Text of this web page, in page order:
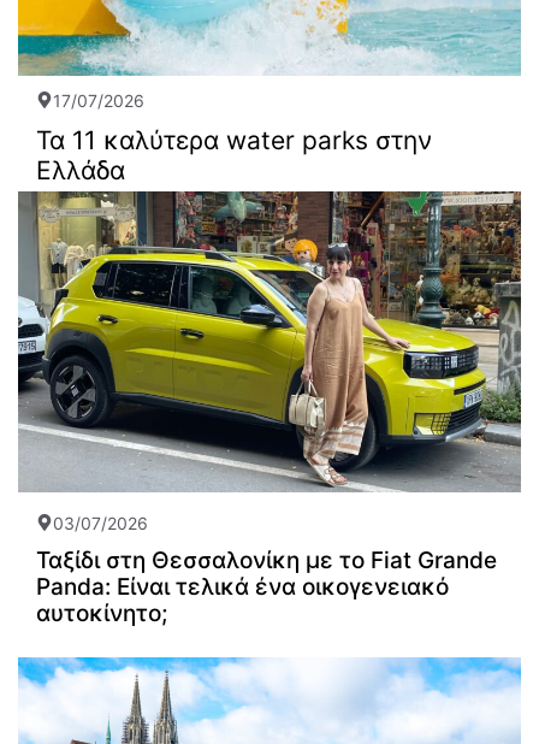
17/07/2026
Τα 11 καλύτερα water parks στην
Ελλάδα
03/07/2026
Ταξίδι στη Θεσσαλονίκη με το Fiat Grande
Panda: Είναι τελικά ένα οικογενειακό
αυτοκίνητο;